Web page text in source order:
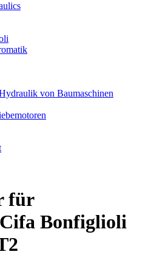
von Baumaschinen
für
Bonfiglioli